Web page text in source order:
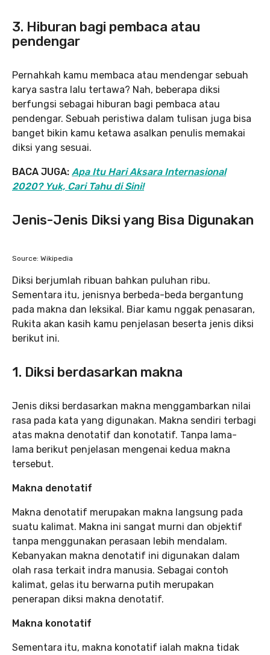
3. Hiburan bagi pembaca atau
pendengar
Pernahkah kamu membaca atau mendengar sebuah
karya sastra lalu tertawa? Nah, beberapa diksi
berfungsi sebagai hiburan bagi pembaca atau
pendengar. Sebuah peristiwa dalam tulisan juga bisa
banget bikin kamu ketawa asalkan penulis memakai
diksi yang sesuai.
BACA JUGA: Apa Itu Hari Aksara Internasional
2020? Yuk, Cari Tahu di Sini!
Jenis-Jenis Diksi yang Bisa Digunakan
Source: Wikipedia
Diksi berjumlah ribuan bahkan puluhan ribu.
Sementara itu, jenisnya berbeda-beda bergantung
pada makna dan leksikal. Biar kamu nggak penasaran,
Rukita akan kasih kamu penjelasan beserta jenis diksi
berikut ini.
1. Diksi berdasarkan makna
Jenis diksi berdasarkan makna menggambarkan nilai
rasa pada kata yang digunakan. Makna sendiri terbagi
atas makna denotatif dan konotatif. Tanpa lama-
lama berikut penjelasan mengenai kedua makna
tersebut.
Makna denotatif
Makna denotatif merupakan makna langsung pada
suatu kalimat. Makna ini sangat murni dan objektif
tanpa menggunakan perasaan lebih mendalam.
Kebanyakan makna denotatif ini digunakan dalam
olah rasa terkait indra manusia. Sebagai contoh
kalimat, gelas itu berwarna putih merupakan
penerapan diksi makna denotatif.
Makna konotatif
Sementara itu, makna konotatif ialah makna tidak